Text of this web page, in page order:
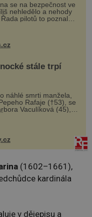
se na bezpečnost ve
nehledělo a nehody
pilotů to poznala
často s trvalými
bohužel i ztrátou
stále trpí
náhlé smrti manžela,
Rafaje (†53), se
Vaculíková (45),
(75), poprvé
síti
fung...
(1602–1661),
kardinála
v dějepisu a